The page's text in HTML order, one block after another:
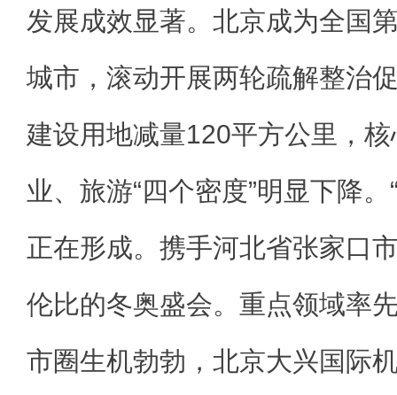
发展成效显著。北京成为全国
城市，滚动开展两轮疏解整治
建设用地减量120平方公里，
业、旅游“四个密度”明显下降
正在形成。携手河北省张家口
伦比的冬奥盛会。重点领域率
市圈生机勃勃，北京大兴国际